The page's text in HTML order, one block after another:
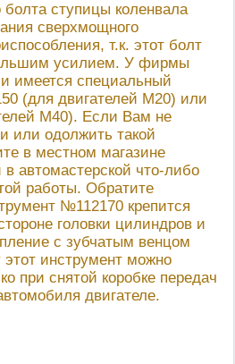
болта ступицы коленвала
сверхмощного
т.к. этот болт
усилием. У фирмы
имеется специальный
(для двигателей М20) или
М40). Если Вам не
или одолжить такой
в местном магазине
в автомастерской что-либо
работы. Обратите
№112170 крепится
головки цилиндров и
с зубчатым венцом
инструмент можно
при снятой коробке передач
двигателе.